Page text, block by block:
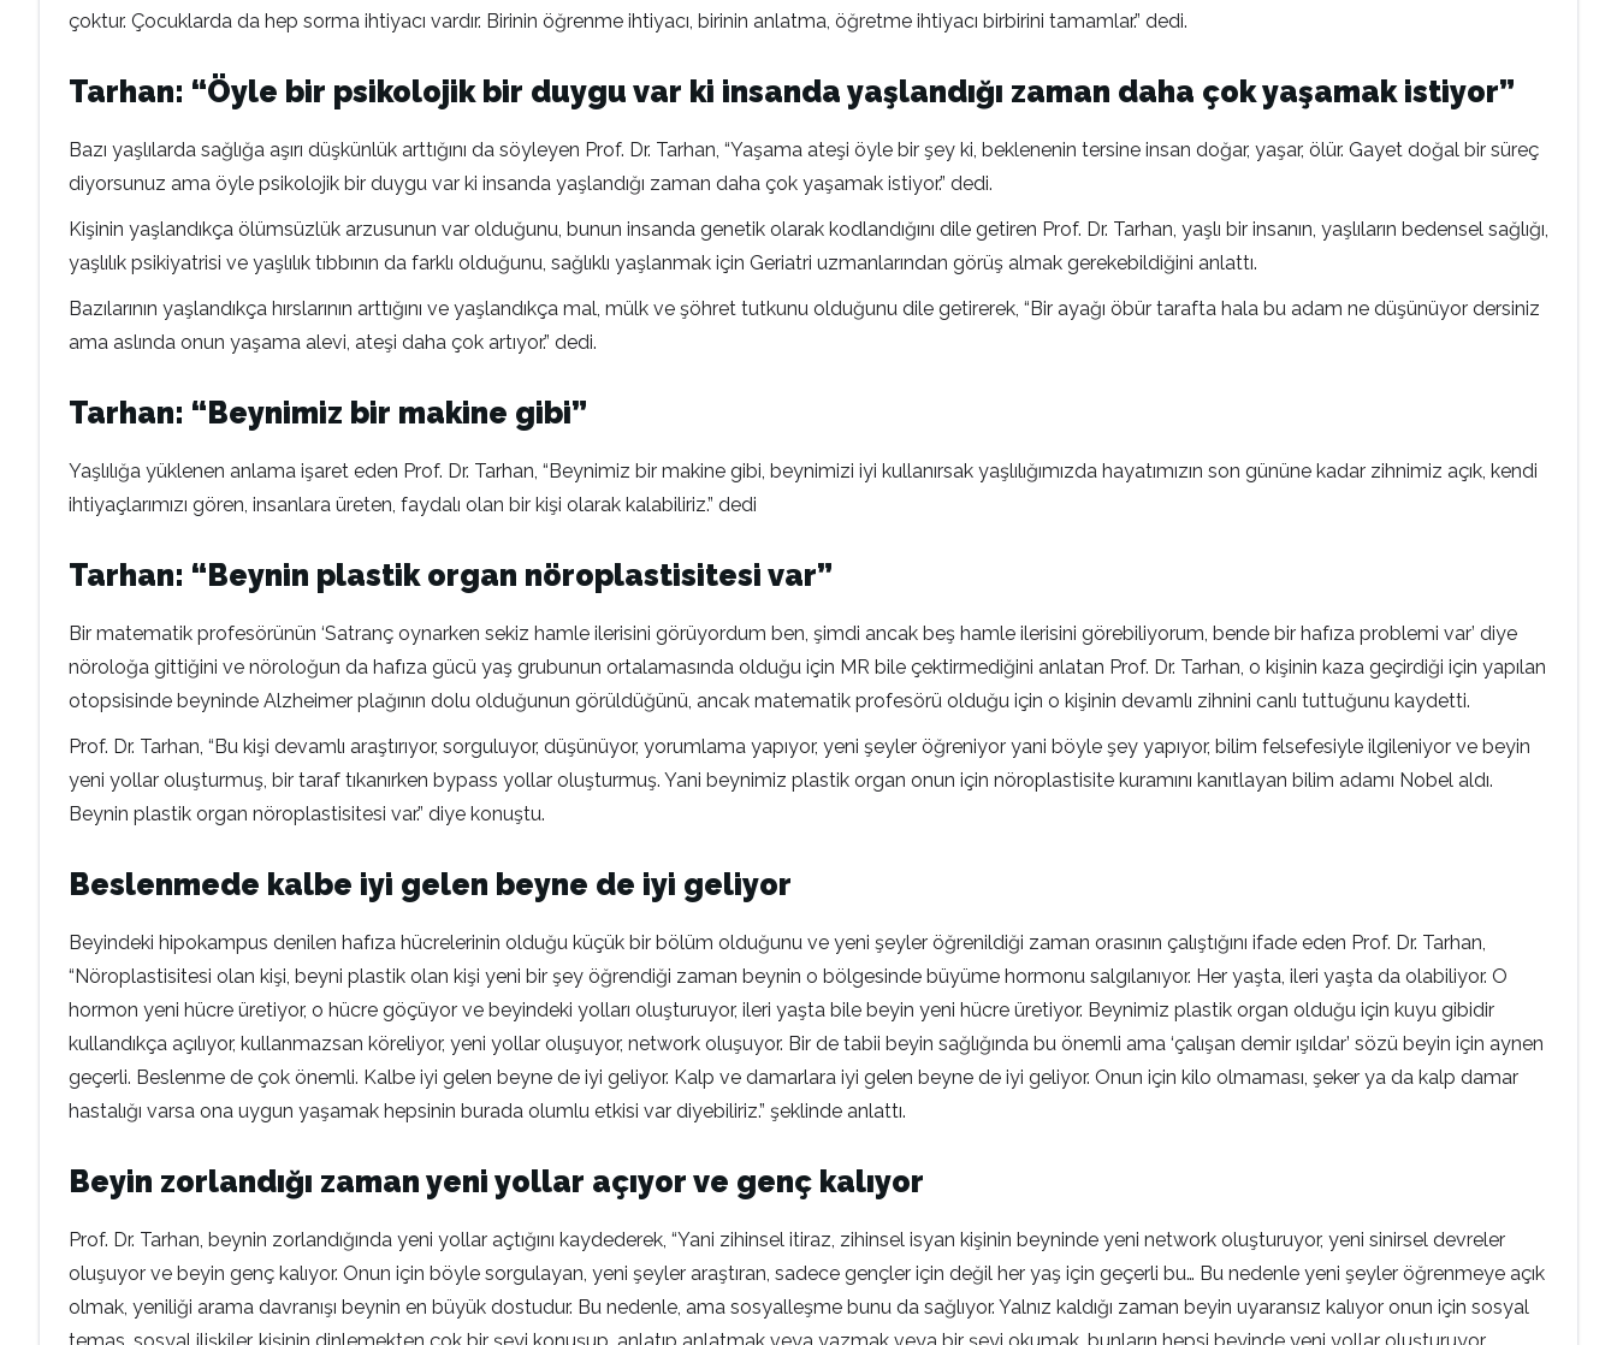
çoktur. Çocuklarda da hep sorma ihtiyacı vardır. Birinin öğrenme ihtiyacı, birinin anlatma, öğretme ihtiyacı birbirini tamamlar.” dedi.
Tarhan: “Öyle bir psikolojik bir duygu var ki insanda yaşlandığı zaman daha çok yaşamak istiyor”
Bazı yaşlılarda sağlığa aşırı düşkünlük arttığını da söyleyen Prof. Dr. Tarhan, “Yaşama ateşi öyle bir şey ki, beklenenin tersine insan doğar, yaşar, ölür. Gayet doğal bir süreç
diyorsunuz ama öyle psikolojik bir duygu var ki insanda yaşlandığı zaman daha çok yaşamak istiyor.” dedi.
Kişinin yaşlandıkça ölümsüzlük arzusunun var olduğunu, bunun insanda genetik olarak kodlandığını dile getiren Prof. Dr. Tarhan, yaşlı bir insanın, yaşlıların bedensel sağlığı,
yaşlılık psikiyatrisi ve yaşlılık tıbbının da farklı olduğunu, sağlıklı yaşlanmak için Geriatri uzmanlarından görüş almak gerekebildiğini anlattı.
Bazılarının yaşlandıkça hırslarının arttığını ve yaşlandıkça mal, mülk ve şöhret tutkunu olduğunu dile getirerek, “Bir ayağı öbür tarafta hala bu adam ne düşünüyor dersiniz
ama aslında onun yaşama alevi, ateşi daha çok artıyor.” dedi.
Tarhan: “Beynimiz bir makine gibi”
Yaşlılığa yüklenen anlama işaret eden Prof. Dr. Tarhan, “Beynimiz bir makine gibi, beynimizi iyi kullanırsak yaşlılığımızda hayatımızın son gününe kadar zihnimiz açık, kendi
ihtiyaçlarımızı gören, insanlara üreten, faydalı olan bir kişi olarak kalabiliriz.” dedi
Tarhan: “Beynin plastik organ nöroplastisitesi var”
Bir matematik profesörünün ‘Satranç oynarken sekiz hamle ilerisini görüyordum ben, şimdi ancak beş hamle ilerisini görebiliyorum, bende bir hafıza problemi var’ diye
nöroloğa gittiğini ve nöroloğun da hafıza gücü yaş grubunun ortalamasında olduğu için MR bile çektirmediğini anlatan Prof. Dr. Tarhan, o kişinin kaza geçirdiği için yapılan
otopsisinde beyninde Alzheimer plağının dolu olduğunun görüldüğünü, ancak matematik profesörü olduğu için o kişinin devamlı zihnini canlı tuttuğunu kaydetti.
Prof. Dr. Tarhan, “Bu kişi devamlı araştırıyor, sorguluyor, düşünüyor, yorumlama yapıyor, yeni şeyler öğreniyor yani böyle şey yapıyor, bilim felsefesiyle ilgileniyor ve beyin
yeni yollar oluşturmuş, bir taraf tıkanırken bypass yollar oluşturmuş. Yani beynimiz plastik organ onun için nöroplastisite kuramını kanıtlayan bilim adamı Nobel aldı.
Beynin plastik organ nöroplastisitesi var.” diye konuştu.
Beslenmede kalbe iyi gelen beyne de iyi geliyor
Beyindeki hipokampus denilen hafıza hücrelerinin olduğu küçük bir bölüm olduğunu ve yeni şeyler öğrenildiği zaman orasının çalıştığını ifade eden Prof. Dr. Tarhan,
“Nöroplastisitesi olan kişi, beyni plastik olan kişi yeni bir şey öğrendiği zaman beynin o bölgesinde büyüme hormonu salgılanıyor. Her yaşta, ileri yaşta da olabiliyor. O
hormon yeni hücre üretiyor, o hücre göçüyor ve beyindeki yolları oluşturuyor, ileri yaşta bile beyin yeni hücre üretiyor. Beynimiz plastik organ olduğu için kuyu gibidir
kullandıkça açılıyor, kullanmazsan köreliyor, yeni yollar oluşuyor, network oluşuyor. Bir de tabii beyin sağlığında bu önemli ama ‘çalışan demir ışıldar’ sözü beyin için aynen
geçerli. Beslenme de çok önemli. Kalbe iyi gelen beyne de iyi geliyor. Kalp ve damarlara iyi gelen beyne de iyi geliyor. Onun için kilo olmaması, şeker ya da kalp damar
hastalığı varsa ona uygun yaşamak hepsinin burada olumlu etkisi var diyebiliriz.” şeklinde anlattı.
Beyin zorlandığı zaman yeni yollar açıyor ve genç kalıyor
Prof. Dr. Tarhan, beynin zorlandığında yeni yollar açtığını kaydederek, “Yani zihinsel itiraz, zihinsel isyan kişinin beyninde yeni network oluşturuyor, yeni sinirsel devreler
oluşuyor ve beyin genç kalıyor. Onun için böyle sorgulayan, yeni şeyler araştıran, sadece gençler için değil her yaş için geçerli bu… Bu nedenle yeni şeyler öğrenmeye açık
olmak, yeniliği arama davranışı beynin en büyük dostudur. Bu nedenle, ama sosyalleşme bunu da sağlıyor. Yalnız kaldığı zaman beyin uyaransız kalıyor onun için sosyal